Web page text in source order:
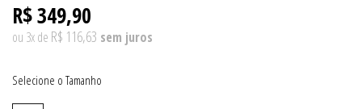
R$ 349,90
ou 3xde R$ 116,63
Tamanho